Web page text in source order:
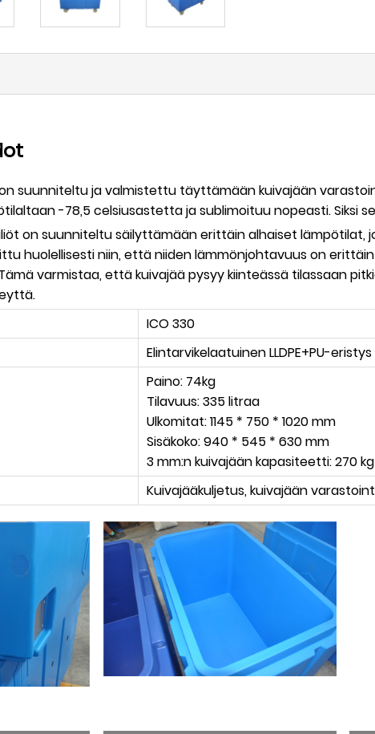
suunniteltu ja valmistettu täyttämään kuivajään
-78,5 celsiusastetta ja sublimoituu nopeasti. Siksi
on suunniteltu säilyttämään erittäin alhaiset lämpötilat,
huolellisesti niin, että niiden lämmönjohtavuus on
varmistaa, että kuivajää pysyy kiinteässä tilassaan
ICO 330
Elintarvikelaatuinen LLDPE+PU-eristys
Paino: 74kg
Tilavuus: 335 litraa
Ulkomitat: 1145 * 750 * 1020 mm
Sisäkoko: 940 * 545 * 630 mm
3 mm:n kuivajään kapasiteetti: 270 kg
Kuivajääkuljetus, kuivajään